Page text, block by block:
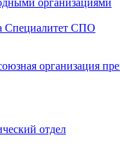
Специалитет СПО
организация
отдел